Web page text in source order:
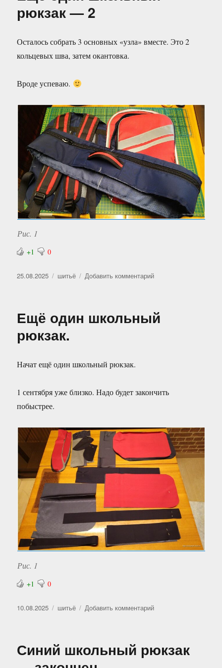
рюкзак — 2
Осталось собрать 3 основных «узла» вместе. Это 2
кольцевых шва, затем окантовка.
Вроде успеваю.
Рис. 1
+1 0
Опубликовано
25.08.2025 Рубрики
шитьё Добавить комментарийк
школьный
Ещё один школьный
рюкзак.
Начат ещё один школьный рюкзак.
1 сентября уже близко. Надо будет закончить
побыстрее.
Рис. 1
+1 0
Опубликовано
10.08.2025 Рубрики
шитьё Добавить комментарийк
школьный
Синий школьный рюкзак